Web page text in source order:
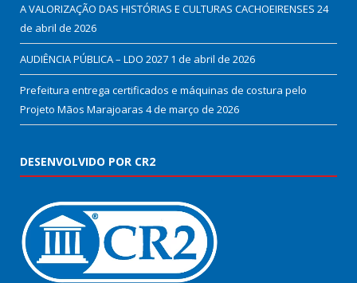
A VALORIZAÇÃO DAS HISTÓRIAS E CULTURAS CACHOEIRENSES 24
de abril de 2026
AUDIÊNCIA PÚBLICA – LDO 2027 1 de abril de 2026
Prefeitura entrega certificados e máquinas de costura pelo
Projeto Mãos Marajoaras 4 de março de 2026
DESENVOLVIDO POR CR2